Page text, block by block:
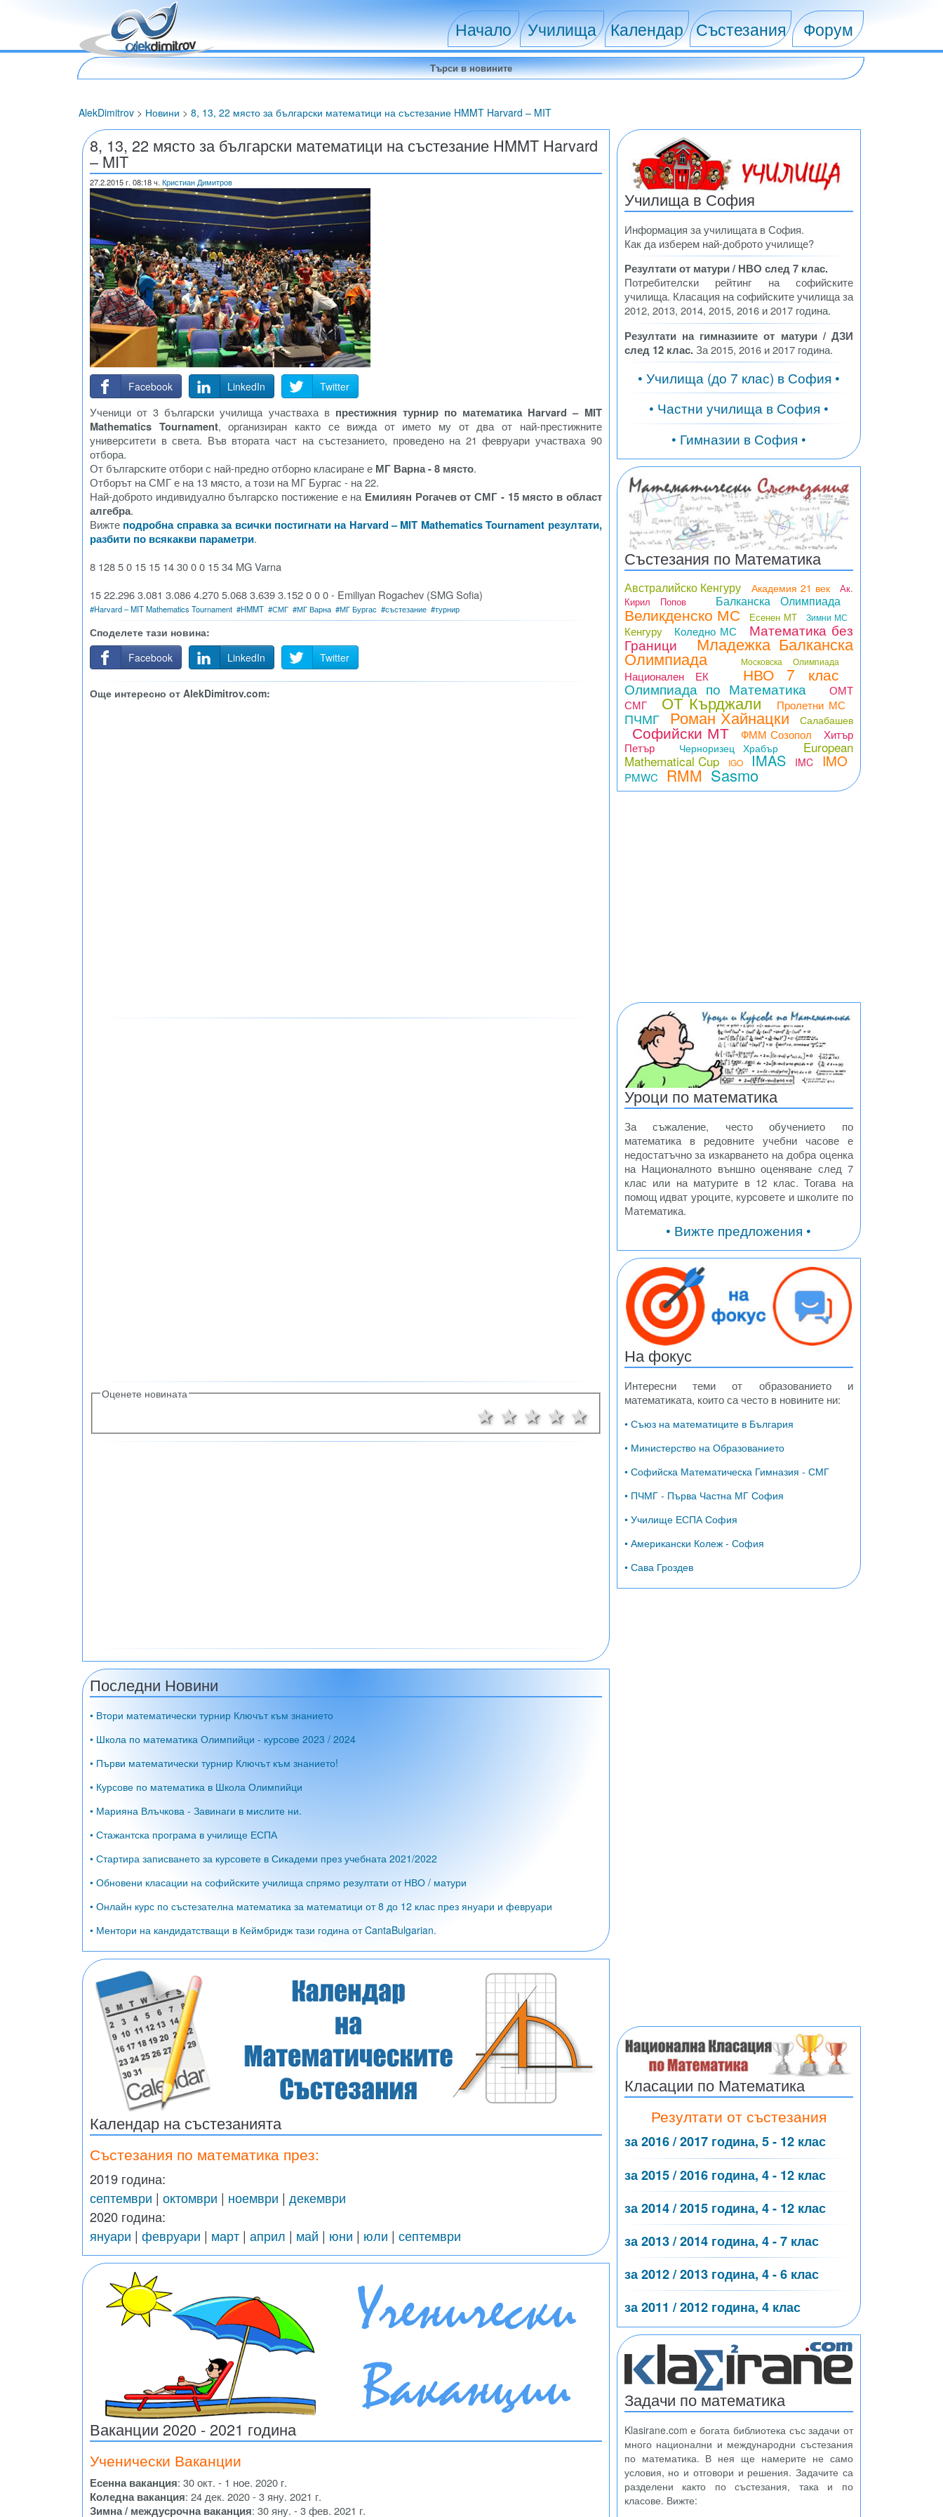
Начало Училища Календар Състезания Форум
AlekDimitrov > Новини > 8, 13, 22 място за български математици на състезание HMMT Harvard – MIT
8, 13, 22 място за български математици на състезание HMMT Harvard
– MIT
27.2.2015г. 08:18 ч. Кристиан Димитров
Facebook LinkedIn Twitter
Ученици от 3 български училища участваха в престижния турнир по математика Harvard – MIT
Mathematics Tournament, организиран както се вижда от името му от два от най-престижните
университети в света. Във втората част на състезанието, проведено на 21 февруари участваха 90
отбора.
От българските отбори с най-предно отборно класиране е МГ Варна - 8 място.
Отборът на СМГ е на 13 място, а този на МГ Бургас - на 22.
Най-доброто индивидуално българско постижение е на Емилиян Рогачев от СМГ - 15 място в област
алгебра.
Вижте подробна справка за всички постигнати на Harvard – MIT Mathematics Tournament резултати,
разбити по всякакви параметри.
8 128 5 0 15 15 14 30 0 0 15 34 MG Varna
15 22.296 3.081 3.086 4.270 5.068 3.639 3.152 0 0 0 - Emiliyan Rogachev (SMG Sofia)
#Harvard – MIT Mathematics Tournament #HMMT #СМГ #МГ Варна #МГ Бургас #състезание #турнир
Споделете тази новина:
Facebook
LinkedIn Twitter
Още интересно от AlekDimitrov.com:
Оценете новината
5 звезди
4 звезди
3 звезди
2 звезди
1 звезда
Последни Новини
• Втори математически турнир Ключът към знанието
• Школа по математика Олимпийци - курсове 2023 / 2024
• Първи математически турнир Ключът към знанието!
• Курсове по математика в Школа Олимпийци
• Марияна Влъчкова - Завинаги в мислите ни.
• Стажантска програма в училище ЕСПА
• Стартира записването за курсовете в Сикадеми през учебната 2021/2022
• Обновени класации на софийските училища спрямо резултати от НВО / матури
• Онлайн курс по състезателна математика за математици от 8 до 12 клас през януари и февруари
• Ментори на кандидатстващи в Кеймбридж тази година от CantaBulgarian.
Календар на състезанията
Състезания по математика през:
2019 година:
септември | октомври | ноември | декември
2020 година:
януари | февруари | март | април | май | юни | юли | септември
Ваканции 2020 - 2021 година
Ученически Ваканции
Есенна ваканция: 30 окт. - 1 ное. 2020 г.
Коледна ваканция: 24 дек. 2020 - 3 яну. 2021 г.
Зимна / междусрочна ваканция: 30 яну. - 3 фев. 2021 г.
Училища в София
Информация за училищата в София.
Как да изберем най-доброто училище?
Резултати от матури / НВО след 7 клас.
Потребителски рейтинг на софийските
училища. Класация на софийските училища за
2012, 2013, 2014, 2015, 2016 и 2017 година.
Резултати на гимназиите от матури / ДЗИ
след 12 клас.За 2015, 2016 и 2017 година.
• Училища (до 7 клас) в София •
• Частни училища в София •
• Гимназии в София •
Състезания по Математика
Австралийско Кенгуру Академия 21 век
Ак.
Кирил Попов
Балканска Олимпиада
Великденско МС Есенен МТ Зимни МС
Кенгуру Коледно МС Математика без
Граници Младежка Балканска
Олимпиада Московска Олимпиада
Национален ЕК НВО 7 клас
Олимпиада по Математика
ОМТ
СМГ
ОТ Кърджали Пролетни МС
ПЧМГ Роман Хайнацки Салабашев
Софийски МТ ФММ Созопол
Хитър
Петър
Черноризец Храбър
European
Mathematical Cup
IGO IMAS IMC IMO
PMWC RMM Sasmo
Уроци по математика
За съжаление, често обучението по
математика в редовните учебни часове е
недостатъчно за изкарването на добра оценка
на Националното външно оценяване след 7
клас или на матурите в 12 клас. Тогава на
помощ идват уроците, курсовете и школите по
Математика.
• Вижте предложения •
На фокус
Интересни теми от образованието и
математиката, които са често в новините ни:
• Съюз на математиците в България
• Министерство на Образованието
• Софийска Математическа Гимназия - СМГ
• ПЧМГ - Първа Частна МГ София
• Училище ЕСПА София
• Американски Колеж - София
• Сава Гроздев
Класации по Математика
Резултати от състезания
за 2016 / 2017 година, 5 - 12 клас
за 2015 / 2016 година, 4 - 12 клас
за 2014 / 2015 година, 4 - 12 клас
за 2013 / 2014 година, 4 - 7 клас
за 2012 / 2013 година, 4 - 6 клас
за 2011 / 2012 година, 4 клас
Задачи по математика
Klasirane.com е богата библиотека със задачи от
много национални и международни състезания
по математика. В нея ще намерите не само
условия, но и отговори и решения. Задачите са
разделени както по състезания, така и по
класове. Вижте: